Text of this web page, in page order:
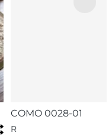
COMO 0028-01
R